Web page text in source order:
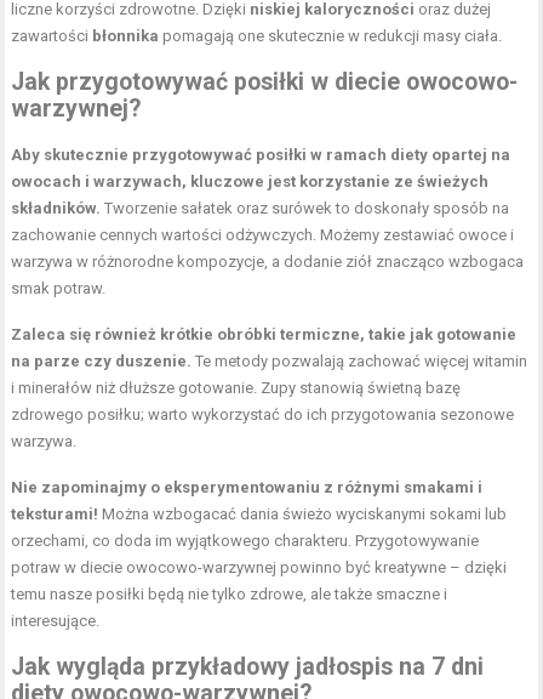
liczne korzyści zdrowotne. Dzięki niskiej kaloryczności oraz dużej
zawartości błonnika pomagają one skutecznie w redukcji masy ciała.
Jak przygotowywać posiłki w diecie owocowo-
warzywnej?
Aby skutecznie przygotowywać posiłki w ramach diety opartej na
owocach i warzywach, kluczowe jest korzystanie ze świeżych
składników. Tworzenie sałatek oraz surówek to doskonały sposób na
zachowanie cennych wartości odżywczych. Możemy zestawiać owoce i
warzywa w różnorodne kompozycje, a dodanie ziół znacząco wzbogaca
smak potraw.
Zaleca się również krótkie obróbki termiczne, takie jak gotowanie
na parze czy duszenie. Te metody pozwalają zachować więcej witamin
i minerałów niż dłuższe gotowanie. Zupy stanowią świetną bazę
zdrowego posiłku; warto wykorzystać do ich przygotowania sezonowe
warzywa.
Nie zapominajmy o eksperymentowaniu z różnymi smakami i
teksturami! Można wzbogacać dania świeżo wyciskanymi sokami lub
orzechami, co doda im wyjątkowego charakteru. Przygotowywanie
potraw w diecie owocowo-warzywnej powinno być kreatywne – dzięki
temu nasze posiłki będą nie tylko zdrowe, ale także smaczne i
interesujące.
Jak wygląda przykładowy jadłospis na 7 dni